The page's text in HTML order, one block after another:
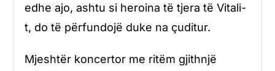
edhe ajo, ashtu si heroina të tjera të Vitali-
t, do të përfundojë duke na çuditur.
Mjeshtër koncertor me ritëm gjithnjë